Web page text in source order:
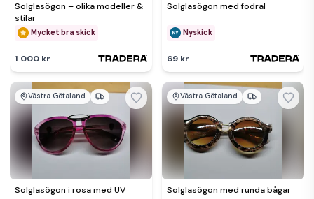
Solglasögon – olika modeller &
stilar
Mycket bra skick
1 000 kr
Solglasögon med fodral
Nyskick
69 kr
Västra Götaland
Solglasögon i rosa med UV
Västra Götaland
Solglasögon med runda bågar